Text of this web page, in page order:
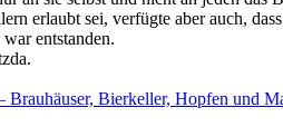
erlaubt sei, verfügte aber auch,
entstanden.
Brauhäuser, Bierkeller, Hopfen und